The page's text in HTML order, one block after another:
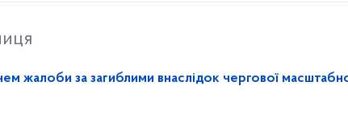
жалоби за загиблими внаслідок чергової